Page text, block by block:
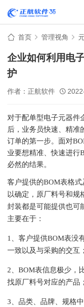
首页 管理视角
企业如何利用电
护
作者：正航软件
对于配单型电子元器件
后，业务员快速、精准
订单的第一步。面对
业要想精准、快速进行
必然的结果。
客户提供的BOM表格
以确定，原厂料号和规
封装都是可能提供也可
主要在于：
1、客户提供BOM表没
一致以及与采购的交互；
2、BOM表信息极少，
找原厂料号对应的产品；
3、品类、品牌、规格